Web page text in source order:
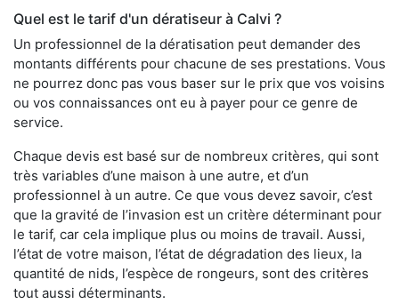
Quel est le tarif d'un dératiseur à Calvi ?
Un professionnel de la dératisation peut demander des
montants différents pour chacune de ses prestations. Vous
ne pourrez donc pas vous baser sur le prix que vos voisins
ou vos connaissances ont eu à payer pour ce genre de
service.
Chaque devis est basé sur de nombreux critères, qui sont
très variables d’une maison à une autre, et d’un
professionnel à un autre. Ce que vous devez savoir, c’est
que la gravité de l’invasion est un critère déterminant pour
le tarif, car cela implique plus ou moins de travail. Aussi,
l’état de votre maison, l’état de dégradation des lieux, la
quantité de nids, l’espèce de rongeurs, sont des critères
tout aussi déterminants.